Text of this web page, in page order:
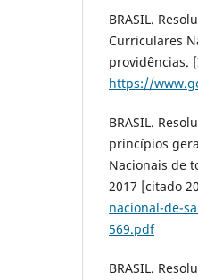
BRASIL.
Curriculares
providências.
https://
BRASIL.
princípios
Nacionais de
2017 [citado
nacional-de-
569.pdf
BRASIL.